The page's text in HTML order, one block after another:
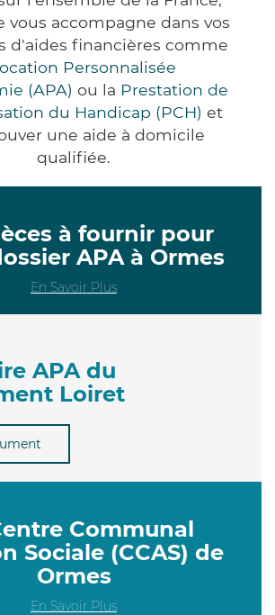
vous accompagne dans vos
d'aides financières comme
Personnalisée
(APA) ou la Prestation de
du Handicap (PCH) et
une aide à domicile
qualifiée.
à fournir pour
APA à Ormes
En Savoir Plus
APA du
Loiret
Communal
Sociale (CCAS) de
Ormes
En Savoir Plus